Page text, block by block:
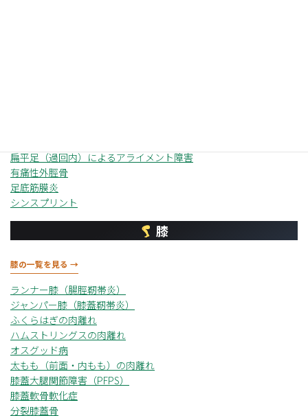
扁平足（過回内）によるアライメント障害
有痛性外脛骨
足底筋膜炎
シンスプリント
膝
膝の一覧を見る →
ランナー膝（腸脛靭帯炎）
ジャンパー膝（膝蓋靭帯炎）
ふくらはぎの肉離れ
ハムストリングスの肉離れ
オスグッド病
太もも（前面・内もも）の肉離れ
膝蓋大腿関節障害（PFPS）
膝蓋軟骨軟化症
分裂膝蓋骨